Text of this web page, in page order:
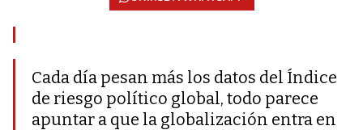
Cada día pesan más los datos del Índice
de riesgo político global, todo parece
apuntar a que la globalización entra en